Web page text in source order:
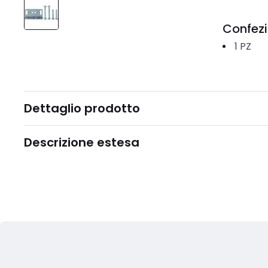
1 PZ
Dettaglio prodotto
Descrizione estesa